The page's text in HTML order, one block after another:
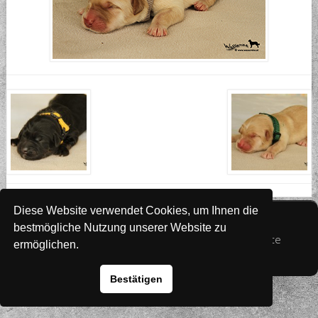
Websitewww.rada-it.com
© 2026 Australian Shepherd - Hovawart - Zuchtstätte
Diese Website verwendet Cookies, um Ihnen die
bestmögliche Nutzung unserer Website zu
ermöglichen.
Bestätigen